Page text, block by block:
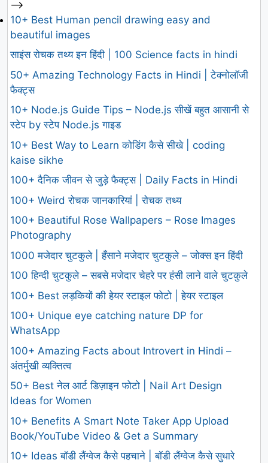
-->
10+ Best Human pencil drawing easy and
beautiful images
साइंस रोचक तथ्य इन हिंदी | 100 Science facts in hindi
50+ Amazing Technology Facts in Hindi | टेक्नोलॉजी
फैक्ट्स
10+ Node.js Guide Tips – Node.js सीखें बहुत आसानी से
स्टेप by स्टेप Node.js गाइड
10+ Best Way to Learn कोडिंग कैसे सीखे | coding
kaise sikhe
100+ दैनिक जीवन से जुड़े फैक्ट्स | Daily Facts in Hindi
100+ Weird रोचक जानकारियां | रोचक तथ्य
100+ Beautiful Rose Wallpapers – Rose Images
Photography
1000 मजेदार चुटकुले | हँसाने मजेदार चुटकुले – जोक्स इन हिंदी
100 हिन्दी चुटकुले – सबसे मजेदार चेहरे पर हंसी लाने वाले चुटकुले
100+ Best लड़कियों की हेयर स्टाइल फोटो | हेयर स्टाइल
100+ Unique eye catching nature DP for
WhatsApp
100+ Amazing Facts about Introvert in Hindi –
अंतर्मुखी व्यक्तित्व
50+ Best नेल आर्ट डिज़ाइन फोटो | Nail Art Design
Ideas for Women
10+ Benefits A Smart Note Taker App Upload
Book/YouTube Video & Get a Summary
10+ Ideas बॉडी लैंग्वेज कैसे पहचाने | बॉडी लैंग्वेज कैसे सुधारे